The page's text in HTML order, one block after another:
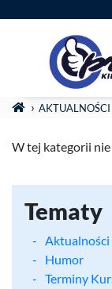
Menu
Jesteś
STRONA GŁÓWNA
AKTUALNOŚCI
Newsy
W tej kategorii
Tematy
Aktualności
Humor
Terminy